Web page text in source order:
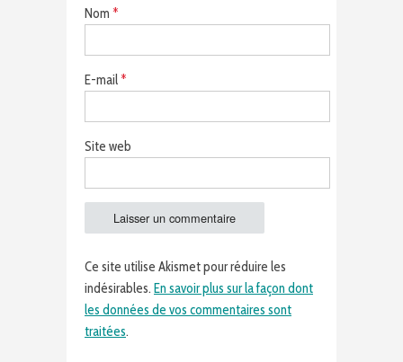
Nom *
E-mail*
Site web
Ce site utilise Akismet pour réduire les
indésirables. En savoir plus sur la façon dont
les données de vos commentaires sont
traitées.